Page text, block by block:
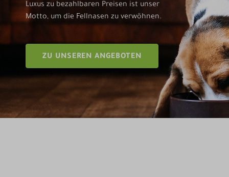
Luxus zu bezahlbaren Preisen ist unser
Motto, um die Fellnasen zu verwöhnen.
ZU UNSEREN ANGEBOTEN